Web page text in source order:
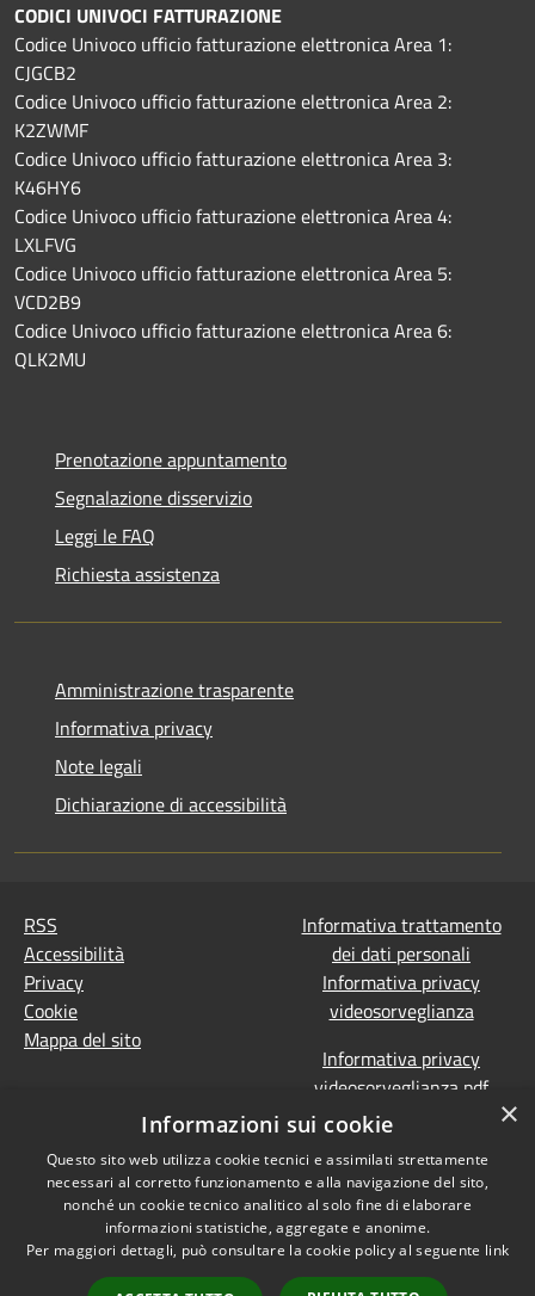
CODICI UNIVOCI FATTURAZIONE
Codice Univoco ufficio fatturazione elettronica Area 1:
CJGCB2
Codice Univoco ufficio fatturazione elettronica Area 2:
K2ZWMF
Codice Univoco ufficio fatturazione elettronica Area 3:
K46HY6
Codice Univoco ufficio fatturazione elettronica Area 4:
LXLFVG
Codice Univoco ufficio fatturazione elettronica Area 5:
VCD2B9
Codice Univoco ufficio fatturazione elettronica Area 6:
QLK2MU
Prenotazione appuntamento
Segnalazione disservizio
Leggi le FAQ
Richiesta assistenza
Amministrazione trasparente
Informativa privacy
Note legali
Dichiarazione di accessibilità
RSS
Accessibilità
Privacy
Cookie
Mappa del sito
Informativa trattamento
dei dati personali
Informativa privacy
videosorveglianza
Informativa privacy
videosorveglianza pdf
Dichiarazione di
Obiettivi accessibilità
Prevenzione della
corruzione - Segnalazione
di illeciti(Whistleblowing)
Statistiche Web
×
Informazioni sui cookie
Questo sito web utilizza cookie tecnici e assimilati strettamente
necessari al corretto funzionamento e alla navigazione del sito,
nonché un cookie tecnico analitico al solo fine di elaborare
informazioni statistiche, aggregate e anonime.
Per maggiori dettagli, può consultare la cookie policy al seguente link